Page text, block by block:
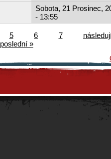
Sobota, 21 Prosinec,
- 13:55
5 6 7
poslední »